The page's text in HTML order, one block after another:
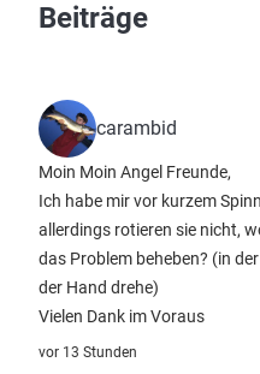
Beiträge
carambid
Moin Moin Angel Freunde,
Ich habe mir vor kurzem
allerdings rotieren sie nicht,
das Problem beheben? (in
der Hand drehe)
Vielen Dank im Voraus
vor 13 Stunden